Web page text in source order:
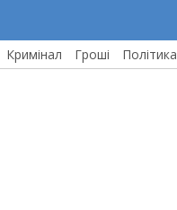
Кримінал Гроші Політика